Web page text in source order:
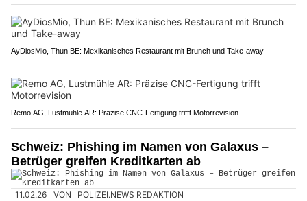
AyDiosMio, Thun BE: Mexikanisches Restaurant mit Brunch und Take-away
Remo AG, Lustmühle AR: Präzise CNC-Fertigung trifft Motorrevision
Schweiz: Phishing im Namen von Galaxus –
Betrüger greifen Kreditkarten ab
11.02.26 VON POLIZEI.NEWS REDAKTION